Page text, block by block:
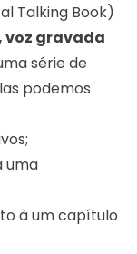
Talking Book)
voz gravada
série de
podemos
uma
à um capítulo